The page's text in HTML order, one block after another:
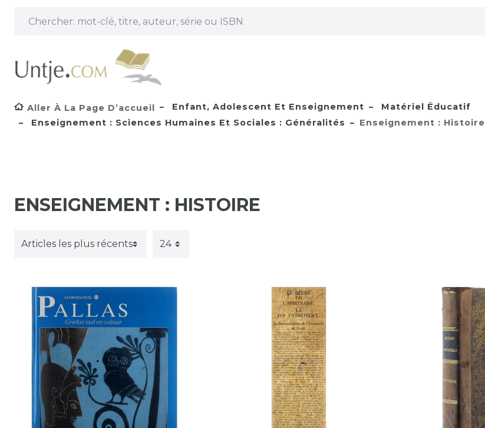
Aller À La Page D’accueil Enfant, Adolescent Et Enseignement
Matériel Éducatif
Enseignement : Sciences Humaines Et Sociales : Généralités
Enseignement : Histoire
ENSEIGNEMENT : HISTOIRE